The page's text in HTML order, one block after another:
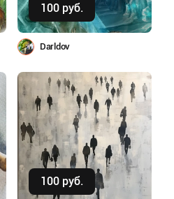
100 руб.
Darldov
100 руб.
Купить